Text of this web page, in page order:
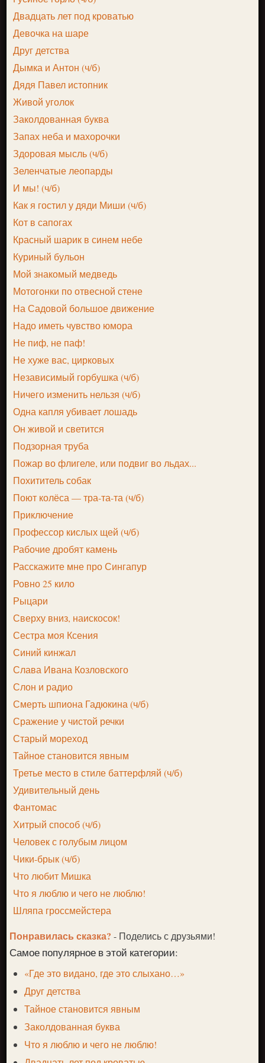
Двадцать лет под кроватью
Девочка на шаре
Друг детства
Дымка и Антон (ч/б)
Дядя Павел истопник
Живой уголок
Заколдованная буква
Запах неба и махорочки
Здоровая мысль (ч/б)
Зеленчатые леопарды
И мы! (ч/б)
Как я гостил у дяди Миши (ч/б)
Кот в сапогах
Красный шарик в синем небе
Куриный бульон
Мой знакомый медведь
Мотогонки по отвесной стене
На Садовой большое движение
Надо иметь чувство юмора
Не пиф, не паф!
Не хуже вас, цирковых
Независимый горбушка (ч/б)
Ничего изменить нельзя (ч/б)
Одна капля убивает лошадь
Он живой и светится
Подзорная труба
Пожар во флигеле, или подвиг во льдах...
Похититель собак
Поют колёса — тра-та-та (ч/б)
Приключение
Профессор кислых щей (ч/б)
Рабочие дробят камень
Расскажите мне про Сингапур
Ровно 25 кило
Рыцари
Сверху вниз, наискосок!
Сестра моя Ксения
Синий кинжал
Слава Ивана Козловского
Слон и радио
Смерть шпиона Гадюкина (ч/б)
Сражение у чистой речки
Старый мореход
Тайное становится явным
Третье место в стиле баттерфляй (ч/б)
Удивительный день
Фантомас
Хитрый способ (ч/б)
Человек с голубым лицом
Чики-брык (ч/б)
Что любит Мишка
Что я люблю и чего не люблю!
Шляпа гроссмейстера
Понравилась сказка?- Поделись с друзьями!
Самое популярное в этой категории:
«Где это видано, где это слыхано…»
Друг детства
Тайное становится явным
Заколдованная буква
Что я люблю и чего не люблю!